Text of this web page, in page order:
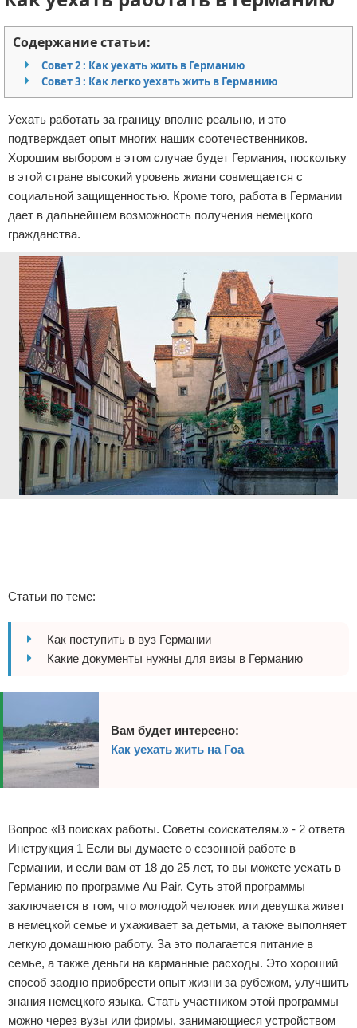
Отели
Полезное для туристов
Отдых на природе
Аренда автомобилей
Документы и визы
Билеты
Планирование отдыха
Пляжный отдых
Турагенства
Экстримальный отдых
Разное про отдых
Содержание статьи:
Совет 2 : Как уехать жить в Германию
Совет 3 : Как легко уехать жить в Германию
Уехать работать за границу вполне реально, и это
подтверждает опыт многих наших соотечественников.
Хорошим выбором в этом случае будет Германия, поскольку
в этой стране высокий уровень жизни совмещается с
социальной защищенностью. Кроме того, работа в Германии
дает в дальнейшем возможность получения немецкого
гражданства.
Статьи по теме:
Как поступить в вуз Германии
Какие документы нужны для визы в Германию
Вам будет интересно:
Как уехать жить на Гоа
Вопрос «В поисках работы. Советы соискателям.» - 2 ответа
Инструкция 1 Если вы думаете о сезонной работе в
Германии, и если вам от 18 до 25 лет, то вы можете уехать в
Германию по программе Au Pair. Суть этой программы
заключается в том, что молодой человек или девушка живет
в немецкой семье и ухаживает за детьми, а также выполняет
легкую домашнюю работу. За это полагается питание в
семье, а также деньги на карманные расходы. Это хороший
способ заодно приобрести опыт жизни за рубежом, улучшить
знания немецкого языка. Стать участником этой программы
можно через вузы или фирмы, занимающиеся устройством